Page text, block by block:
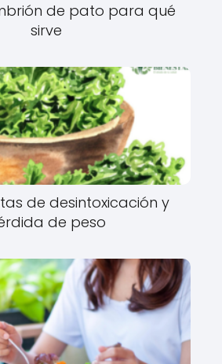
de pato para qué
sirve
de desintoxicación y
de peso